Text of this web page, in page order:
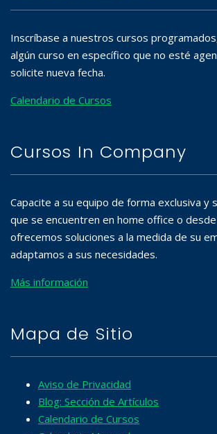
Inscríbase a nuestros cursos
algún curso en específico que no esté
solicite nueva fecha.
Calendario de Cursos
Cursos In Company
Capacite a su equipo de forma exclusiva y
que se encuentren en home office o
ofrecemos soluciones a la medida de su
adaptamos a sus necesidades.
Más información
Mapa de Sitio
Aviso de Privacidad
Blog: Sección de Artículos
Calendario de Cursos